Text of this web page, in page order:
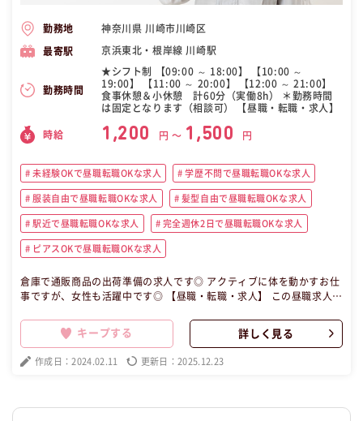
勤務地 神奈川県 川崎市川崎区
最寄駅 京浜東北・根岸線 川崎駅
勤務時間
★シフト制 【09:00 ～ 18:00】 【10:00 ～
19:00】 【11:00 ～ 20:00】 【12:00 ～ 21:00】
食事休憩＆小休憩 計60分（実働8h） ＊勤務時間
は固定となります（相談可） 【昼職・転職・求人】
時給 1,200 円 〜 1,500 円
未経験OKで昼職転職OKな求人 学歴不問で昼職転職OKな求人
服装自由で昼職転職OKな求人 髪型自由で昼職転職OKな求人
駅近で昼職転職OKな求人 完全週休2日で昼職転職OKな求人
ピアスOKで昼職転職OKな求人
倉庫で通販商品の出荷準備の求人です◎ アクティブに体を動かすお仕
事ですが、女性も活躍中です◎ 【昼職・転職・求人】 この昼職求人は
方の求人です。
キープする 詳しく見る
作成日：2024.02.11 更新日：2025.12.23